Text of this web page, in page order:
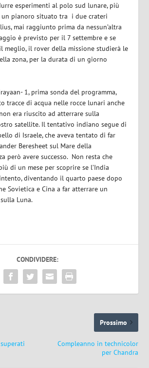
esperimenti al polo sud lunare, più
un pianoro situato tra i due crateri
mai raggiunto prima da nessun’altra
è previsto per il 7 settembre e se
meglio, il rover della missione studierà le
zona, per la durata di un giorno
1, prima sonda del programma,
tracce di acqua nelle rocce lunari anche
era riuscito ad atterrare sulla
satellite. Il tentativo indiano segue di
di Israele, che aveva tentato di far
Beresheet sul Mare della
però avere successo. Non resta che
di un mese per scoprire se l’India
diventando il quarto paese dopo
Sovietica e Cina a far atterrare un
Luna.
CONDIVIDERE:
Prossimo
Compleanno in technicolor
per Chandra